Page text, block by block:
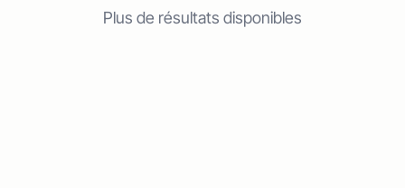
Plus de résultats disponibles